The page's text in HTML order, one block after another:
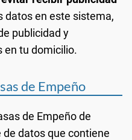
datos en este sistema,
publicidad y
en tu domicilio.
de Empeño
de Empeño de
datos que contiene